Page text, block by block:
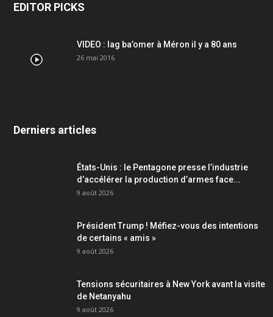
EDITOR PICKS
VIDEO : lag ba’omer à Méron il y a 80 ans
26 mai 2016
Derniers articles
États-Unis : le Pentagone presse l’industrie
d’accélérer la production d’armes face...
9 août 2026
Président Trump ! Méfiez-vous des intentions
de certains « amis »
9 août 2026
Tensions sécuritaires à New York avant la visite
de Netanyahu
9 août 2026